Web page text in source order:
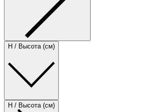
H / Высота (см)
H / Высота (см)